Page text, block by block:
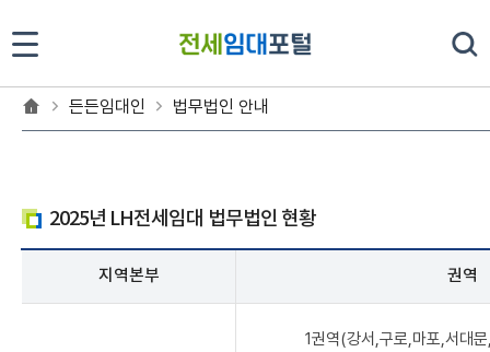
법무법인 안내
든든임대인 법무법인 안내
2025년 LH전세임대 법무법인 현황
지역본부 권역
1권역(강서,구로,마포,서대